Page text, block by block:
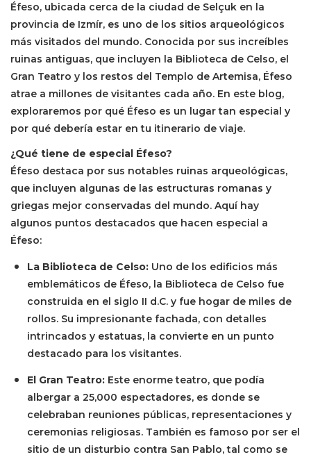
Éfeso, ubicada cerca de la ciudad de Selçuk en la
provincia de Izmír, es uno de los sitios arqueológicos
más visitados del mundo. Conocida por sus increíbles
ruinas antiguas, que incluyen la Biblioteca de Celso, el
Gran Teatro y los restos del Templo de Artemisa, Éfeso
atrae a millones de visitantes cada año. En este blog,
exploraremos por qué Éfeso es un lugar tan especial y
por qué debería estar en tu itinerario de viaje.
¿Qué tiene de especial Éfeso?
Éfeso destaca por sus notables ruinas arqueológicas,
que incluyen algunas de las estructuras romanas y
griegas mejor conservadas del mundo. Aquí hay
algunos puntos destacados que hacen especial a
Éfeso:
La Biblioteca de Celso: Uno de los edificios más
emblemáticos de Éfeso, la Biblioteca de Celso fue
construida en el siglo II d.C. y fue hogar de miles de
rollos. Su impresionante fachada, con detalles
intrincados y estatuas, la convierte en un punto
destacado para los visitantes.
El Gran Teatro: Este enorme teatro, que podía
albergar a 25,000 espectadores, es donde se
celebraban reuniones públicas, representaciones y
ceremonias religiosas. También es famoso por ser el
sitio de un disturbio contra San Pablo, tal como se